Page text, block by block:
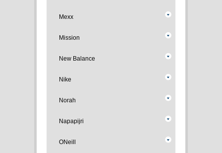
Mexx
Mission
New Balance
Nike
Norah
Napapijri
ONeill